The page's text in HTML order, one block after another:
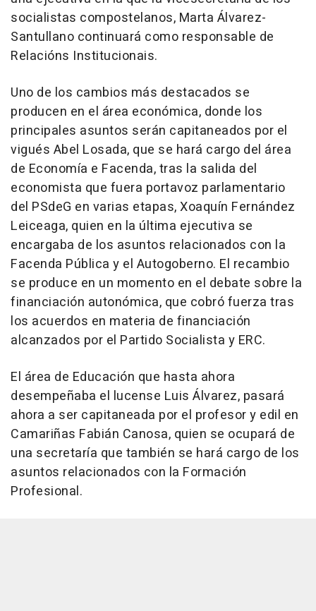
socialistas compostelanos, Marta Álvarez-
Santullano continuará como responsable de
Relacións Institucionais.
Uno de los cambios más destacados se
producen en el área económica, donde los
principales asuntos serán capitaneados por el
vigués Abel Losada, que se hará cargo del área
de Economía e Facenda, tras la salida del
economista que fuera portavoz parlamentario
del PSdeG en varias etapas, Xoaquín Fernández
Leiceaga, quien en la última ejecutiva se
encargaba de los asuntos relacionados con la
Facenda Pública y el Autogoberno. El recambio
se produce en un momento en el debate sobre la
financiación autonómica, que cobró fuerza tras
los acuerdos en materia de financiación
alcanzados por el Partido Socialista y ERC.
El área de Educación que hasta ahora
desempeñaba el lucense Luis Álvarez, pasará
ahora a ser capitaneada por el profesor y edil en
Camariñas Fabián Canosa, quien se ocupará de
una secretaría que también se hará cargo de los
asuntos relacionados con la Formación
Profesional.